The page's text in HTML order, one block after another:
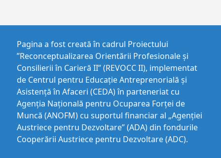
Pagina a fost creată în cadrul Proiectului
”Reconceptualizarea Orientării Profesionale și
Consilierii în Carieră II” (REVOCC II), implementat
de Centrul pentru Educaţie Antreprenorială şi
Asistenţă în Afaceri (CEDA) în parteneriat cu
Agenția Națională pentru Ocuparea Forței de
Muncă (ANOFM) cu suportul financiar al „Agenției
Austriece pentru Dezvoltare” (ADA) din fondurile
Cooperării Austriece pentru Dezvoltare (ADC).